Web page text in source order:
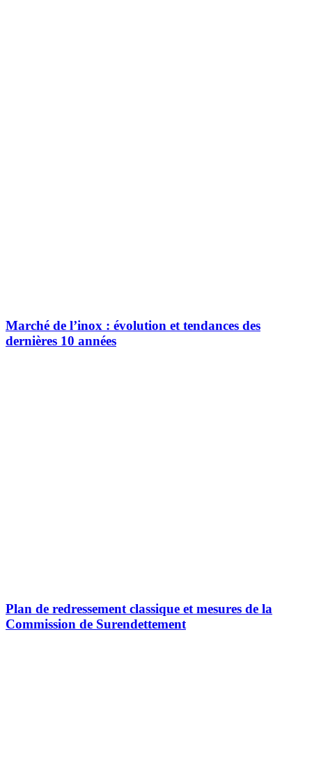
Marché de l’inox : évolution et tendances des
dernières 10 années
Plan de redressement classique et mesures de la
Commission de Surendettement